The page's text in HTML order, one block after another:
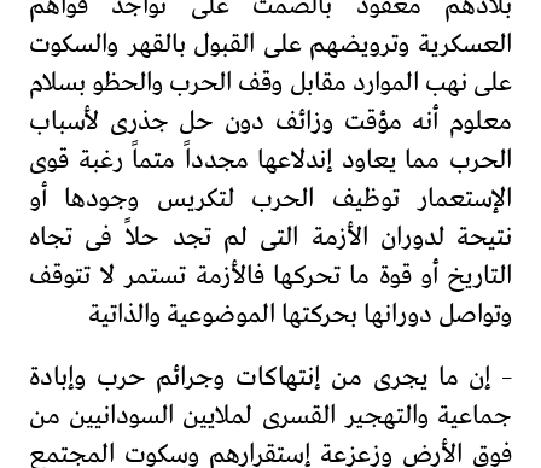
العسكرية وترويضهم على القبول بالقهر والسكوت
على نهب الموارد مقابل وقف الحرب والحظو بسلام
معلوم أنه مؤقت وزائف دون حل جذرى لأسباب
الحرب مما يعاود إندلاعها مجدداً متماً رغبة قوى
الإستعمار توظيف الحرب لتكريس وجودها أو
نتيحة لدوران الأزمة التى لم تجد حلاً فى تجاه
التاريخ أو قوة ما تحركها فالأزمة تستمر لا تتوقف
وتواصل دورانها بحركتها الموضوعية والذاتية
– إن ما يجرى من إنتهاكات وجرائم حرب وإبادة
جماعية والتهجير القسرى لملايين السودانيين من
فوق الأرض وزعزعة إستقرارهم وسكوت المجتمع